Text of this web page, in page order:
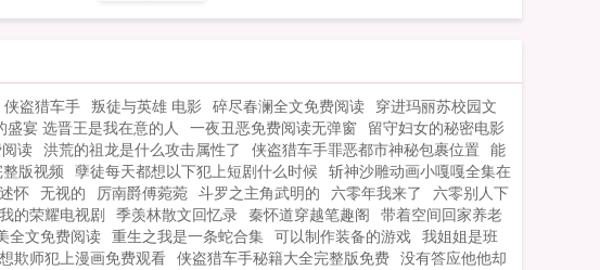
第一，
第一，
告辞，
侠盗猎车手 叛徒与英雄 电影 碎尽春澜全文免费阅读 穿进玛丽苏校园文
盛宴 选晋王是我在意的人 一夜丑恶免费阅读无弹窗 留守妇女的秘密电影
读 洪荒的祖龙是什么攻击属性了 侠盗猎车手罪恶都市神秘包裹位置 能
版视频 孽徒每天都想以下犯上短剧什么时候 斩神沙雕动画小嘎嘎全集在
怀 无视的 厉南爵傅菀菀 斗罗之主角武明的 六零年我来了 六零别人下
的荣耀电视剧 季羡林散文回忆录 秦怀道穿越笔趣阁 带着空间回家养老
全文免费阅读 重生之我是一条蛇合集 可以制作装备的游戏 我姐姐是班
欺师犯上漫画免费观看 侠盗猎车手秘籍大全完整版免费 没有答应他他却